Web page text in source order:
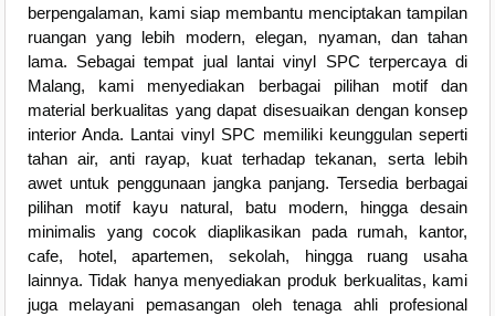
berpengalaman, kami siap membantu menciptakan tampilan
ruangan yang lebih modern, elegan, nyaman, dan tahan
lama. Sebagai tempat jual lantai vinyl SPC terpercaya di
Malang, kami menyediakan berbagai pilihan motif dan
material berkualitas yang dapat disesuaikan dengan konsep
interior Anda. Lantai vinyl SPC memiliki keunggulan seperti
tahan air, anti rayap, kuat terhadap tekanan, serta lebih
awet untuk penggunaan jangka panjang. Tersedia berbagai
pilihan motif kayu natural, batu modern, hingga desain
minimalis yang cocok diaplikasikan pada rumah, kantor,
cafe, hotel, apartemen, sekolah, hingga ruang usaha
lainnya. Tidak hanya menyediakan produk berkualitas, kami
juga melayani pemasangan oleh tenaga ahli profesional